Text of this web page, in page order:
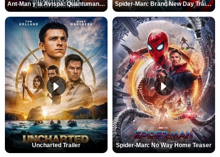
Ant-Man y la Avispa: Quantumanía Tráiler (2) Spider-Man: Brand New Day Tráiler (3)
Uncharted Trailer Spider-Man: No Way Home Teaser